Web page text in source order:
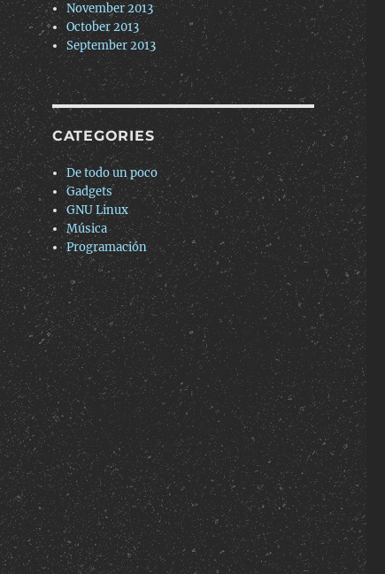
November 2013
October 2013
September 2013
CATEGORIES
De todo un poco
Gadgets
GNU Linux
Música
Programación